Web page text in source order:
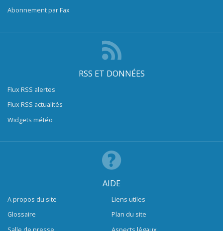
Abonnement par Fax
RSS ET DONNÉES
Flux RSS alertes
Flux RSS actualités
Widgets météo
AIDE
A propos du site
Glossaire
Liens utiles
Plan du site